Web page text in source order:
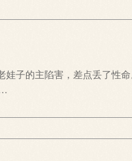
子的主陷害，差点丢了性